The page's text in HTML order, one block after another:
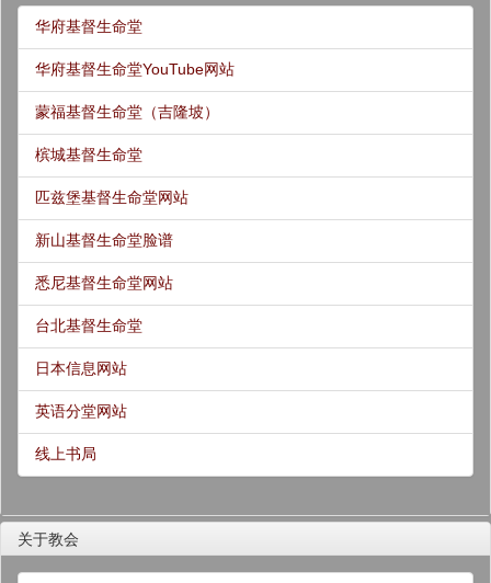
华府基督生命堂
华府基督生命堂YouTube网站
蒙福基督生命堂（吉隆坡）
槟城基督生命堂
匹兹堡基督生命堂网站
新山基督生命堂脸谱
悉尼基督生命堂网站
台北基督生命堂
日本信息网站
英语分堂网站
线上书局
关于教会